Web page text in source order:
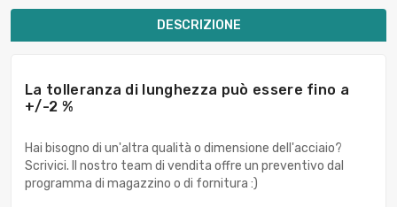
DESCRIZIONE
La tolleranza di lunghezza può essere fino a
+/-2 %
Hai bisogno di un'altra qualità o dimensione dell'acciaio?
Scrivici. Il nostro team di vendita offre un preventivo dal
programma di magazzino o di fornitura :)